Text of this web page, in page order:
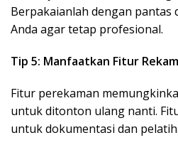
Berpakaianlah dengan pantas
Anda agar tetap profesional.
Tip 5: Manfaatkan Fitur
Fitur perekaman
untuk ditonton ulang nanti.
untuk dokumentasi dan